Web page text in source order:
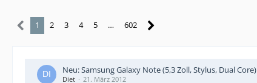
1 2 3 4 5 … 602
Neu: Samsung Galaxy Note (5,3 Zoll, Stylus, Dual Core)
Diet 21. März 2012